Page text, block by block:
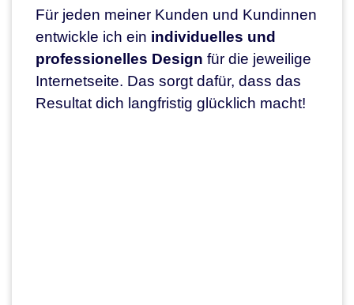
Für jeden meiner Kunden und Kundinnen
entwickle ich ein individuelles und
professionelles Design für die jeweilige
Internetseite. Das sorgt dafür, dass das
Resultat dich langfristig glücklich macht!